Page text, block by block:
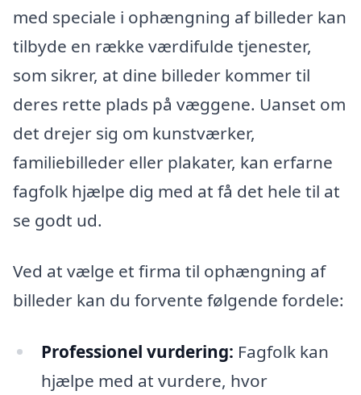
med speciale i ophængning af billeder kan
tilbyde en række værdifulde tjenester,
som sikrer, at dine billeder kommer til
deres rette plads på væggene. Uanset om
det drejer sig om kunstværker,
familiebilleder eller plakater, kan erfarne
fagfolk hjælpe dig med at få det hele til at
se godt ud.
Ved at vælge et firma til ophængning af
billeder kan du forvente følgende fordele:
Professionel vurdering: Fagfolk kan
hjælpe med at vurdere, hvor